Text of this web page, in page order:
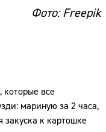
Фото: Freepik
которые все
мариную за 2 часа,
закуска к картошке